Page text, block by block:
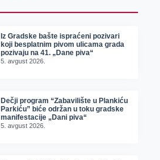
Iz Gradske bašte ispraćeni pozivari
koji besplatnim pivom ulicama grada
pozivaju na 41. „Dane piva“
5. avgust 2026.
Dečji program “Zabavilište u Plankiću
Parkiću” biće održan u toku gradske
manifestacije „Dani piva“
5. avgust 2026.